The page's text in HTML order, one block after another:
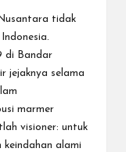
tidak
di Bandar
jejaknya selama
marmer
visioner: untuk
keindahan alami